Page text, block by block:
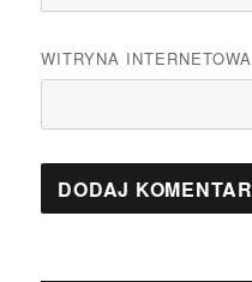
WITRYNA INTERNETOWA